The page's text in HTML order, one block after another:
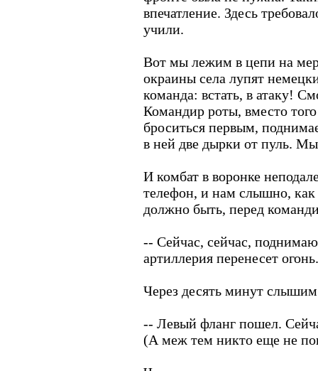
впечатление. Здесь
учили.
Вот мы лежим в цепи на
окраины села лупят
команда: встать, в атаку!
Командир роты, вместо
броситься первым,
в ней две дырки от пуль.
И комбат в воронке
телефон, и нам слышно, как
должно быть, перед
-- Сейчас, сейчас, поднимаю
артиллерия перенесет огонь.
Через десять минут
-- Левый фланг пошел.
(А меж тем никто еще не